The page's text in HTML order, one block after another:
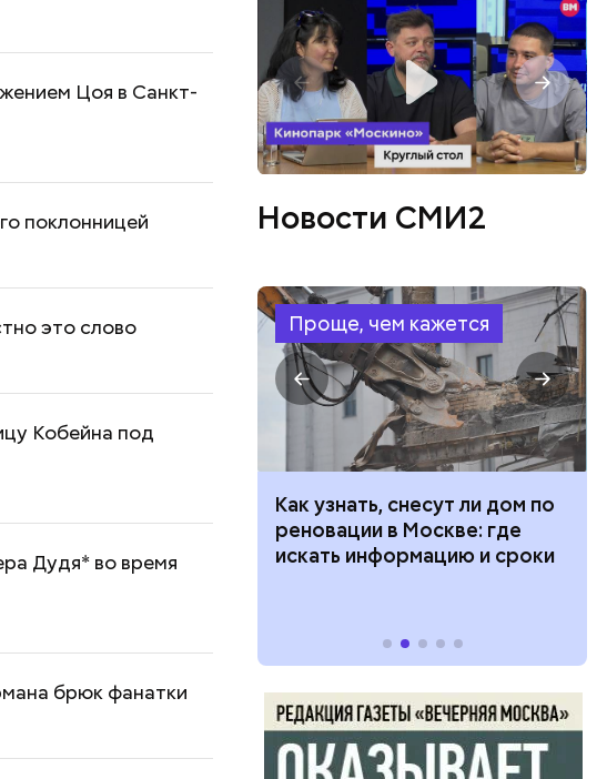
Цоя в Санкт-
поклонницей
это слово
Кобейна под
Дудя* во время
брюк фанатки
Новости СМИ2
Проще, чем кажется
от государства при
ситуации: кто может
и какие нужны
Как узнать, снесут ли дом по
реновации в Москве: где
искать информацию и сроки